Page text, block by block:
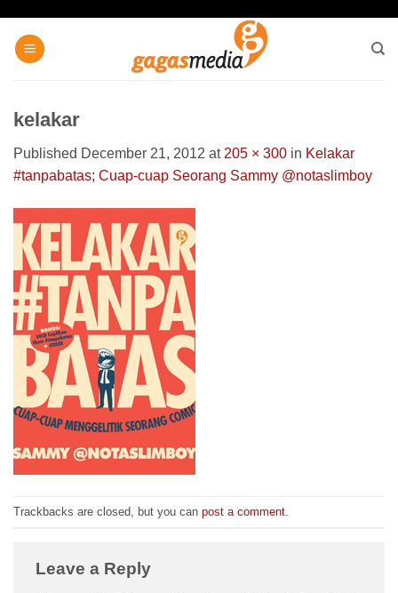
content
kelakar
Published December 21, 2012 at 205 × 300 in Kelakar
#tanpabatas; Cuap-cuap Seorang Sammy @notaslimboy
Trackbacks are closed, but you can post a comment
Leave a Reply